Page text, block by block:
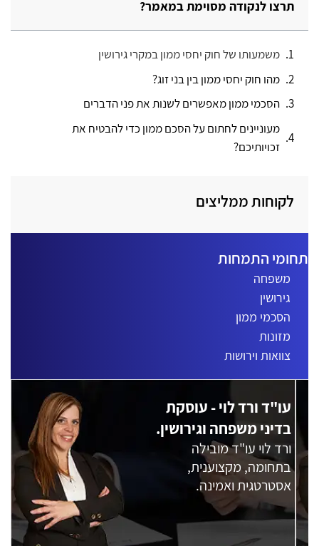
תרצו לנקודה מסוימת במאמר?
משמעותו של חוק יחסי ממון במקרי גירושין
מהו חוק יחסי ממון בין בני זוג?
הסכמי ממון מאפשרים לשנות את פני הדברים
מעוניינים לחתום על הסכם ממון כדי להבטיח את
זכויותיכם?
לקוחות ממליצים
התמחות
משפחה
גירושין
הסכמי ממון
מזונות
צוואות וירושות
עו"ד ורד לוי - עוסקת
בדיני משפחה וגירושין.
ורד לוי עו"ד מובילה
בתחומה, מקצוענית,
אסטרטגית ואמינה.